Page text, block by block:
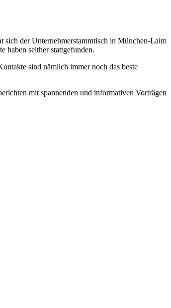
der Unternehmerstammtisch in München-Laim
haben seither stattgefunden.
sind nämlich immer noch das beste
mit spannenden und informativen Vorträgen